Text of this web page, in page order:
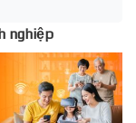
nghiệp